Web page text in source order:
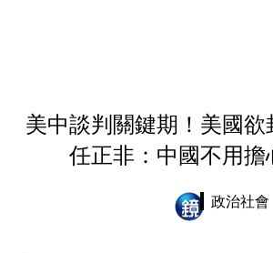
美中談判關鍵期！美國
任正非：中國不用擔
政治社會